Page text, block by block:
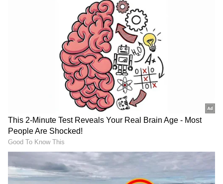
Asianet News
ಇನ್ನು ಎಳೆಯಲ್ಲ ಸೀರಿಯಲ್​
ಸೀರಿಯಲ್​ನಲ್ಲಿ ಹೀಗೆಯೇ ಆಗುತ್ತದೆ ಎಂದು ಈಗ ಸುಲಭದಲ್ಲಿ
ಹೇಳಬಹುದಾಗಿದ್ದರೂ, ಸದ್ಯ ಧಾರಾವಾಹಿ ನಡೆಯುತ್ತಿರುವ
ರೀತಿ ನೋಡಿದರೆ ಇನ್ನೂ ಸ್ವಲ್ಪ ಎಳೆಯುತ್ತಾರೆಯೋ ಎಂದು
ಎನ್ನಿಸಿದ್ದು ಉಂಟು. ಆದರೆ ಇದೀಗ ಅದನ್ನು ಮುಗಿಸುತ್ತಿದ್ದಾರೆ
ಎನ್ನುವುದು ಸ್ಪಷ್ಟವಾಗಿದೆ.